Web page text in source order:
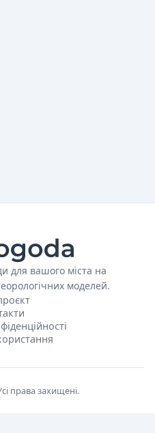
для вашого міста на
моделей.
права захищені.